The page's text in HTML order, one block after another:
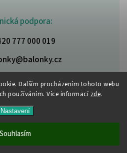
Dalším procházením tohoto webu
používáním. Více informací zde.
Nastavení
Souhlasím
podpora:
777 000 019
narozeniny. Všechna práva vyhrazena.
nastavení cookies
Shoptet | Design